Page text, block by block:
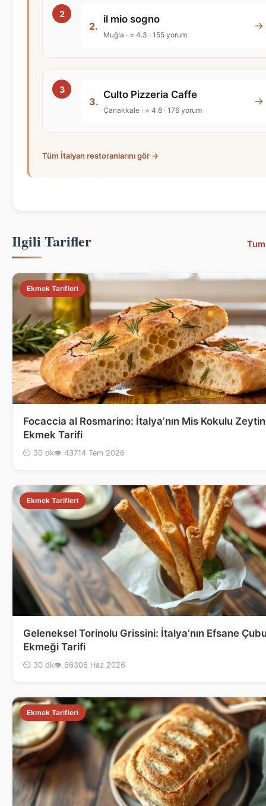
2.
il mio sogno
Muğla · ⭐ 4.3 · 155 yorum
→
3.
Culto Pizzeria Caffe
Çanakkale · ⭐ 4.8 · 176 yorum
→
Tüm İtalyan restoranlarını gör →
Ilgili Tarifler
Ekmek Tarifleri
Focaccia al Rosmarino: İtalya’nın Mis Kokulu
Ekmek Tarifi
⏲ 30 dk👁 43714 Tem 2026
Ekmek Tarifleri
Geleneksel Torinolu Grissini: İtalya’nın Efsane
Ekmeği Tarifi
⏲ 30 dk👁 66306 Haz 2026
Ekmek Tarifleri